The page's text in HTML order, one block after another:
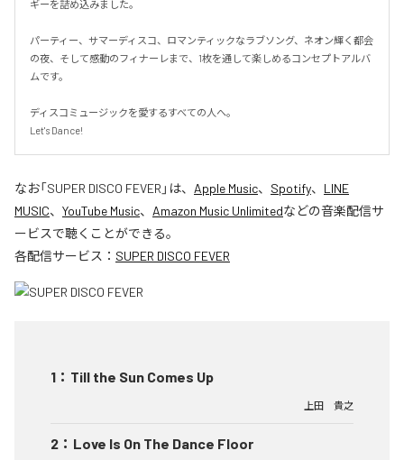
ギーを詰め込みました。
パーティー、サマーディスコ、ロマンティックなラブソング、ネオン輝く都会
の夜、そして感動のフィナーレまで、1枚を通して楽しめるコンセプトアルバ
ムです。
ディスコミュージックを愛するすべての人へ。
Let's Dance!
なお「SUPER DISCO FEVER 」は、 Apple Music、 Spotify、 LINE
MUSIC、 YouTube Music、 Amazon Music Unlimitedなどの音楽配信サ
ービスで聴くことができる。
各配信サービス： SUPER DISCO FEVER
1 ： Till the Sun Comes Up
上田 貴之
2 ： Love Is On The Dance Floor